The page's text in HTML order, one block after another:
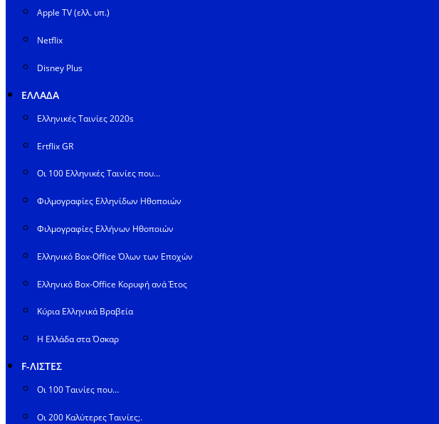
Apple TV (ελλ. υπ.)
Netflix
Disney Plus
ΕΛΛΑΔΑ
Ελληνικές Ταινίες 2020s
Ertflix GR
Οι 100 Ελληνικές Ταινίες που…
Φιλμογραφίες Ελληνίδων Ηθοποιών
Φιλμογραφίες Ελλήνων Ηθοποιών
Ελληνικό Box-Office Όλων των Εποχών
Ελληνικό Box-Office Κορυφή ανά Έτος
Κύρια Ελληνικά Βραβεία
Η Ελλάδα στα Όσκαρ
F-ΛΙΣΤΕΣ
Οι 100 Ταινίες που…
Οι 200 Καλύτερες Ταινίες;.